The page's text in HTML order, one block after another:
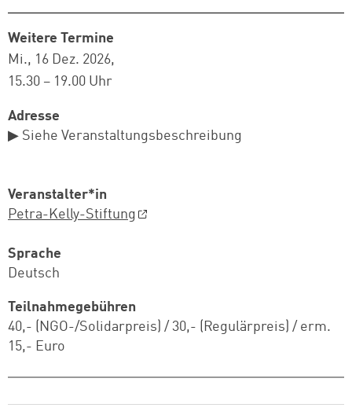
Weitere Termine
Mi., 16 Dez. 2026
15.30 – 19.00 Uhr
Adresse
▶ Siehe Veranstaltungsbeschreibung
Veranstalter*in
Petra-Kelly-Stiftung
Sprache
Deutsch
Teilnahmegebühren
40,- (NGO-/Solidarpreis) / 30,- (Regulärpreis) / erm.
15,- Euro